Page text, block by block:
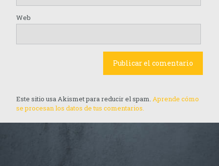
Web
Este sitio usa Akismet para reducir el spam. Aprende cómo
se procesan los datos de tus comentarios.